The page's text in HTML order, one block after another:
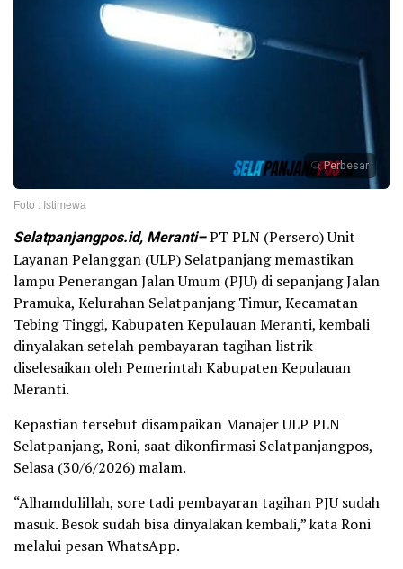
Perbesar
Foto : Istimewa
Selatpanjangpos.id, Meranti–PT PLN (Persero) Unit
Layanan Pelanggan (ULP) Selatpanjang memastikan
lampu Penerangan Jalan Umum (PJU) di sepanjang Jalan
Pramuka, Kelurahan Selatpanjang Timur, Kecamatan
Tebing Tinggi, Kabupaten Kepulauan Meranti, kembali
dinyalakan setelah pembayaran tagihan listrik
diselesaikan oleh Pemerintah Kabupaten Kepulauan
Meranti.
Kepastian tersebut disampaikan Manajer ULP PLN
Selatpanjang, Roni, saat dikonfirmasi Selatpanjangpos,
Selasa (30/6/2026) malam.
“Alhamdulillah, sore tadi pembayaran tagihan PJU sudah
masuk. Besok sudah bisa dinyalakan kembali,” kata Roni
melalui pesan WhatsApp.